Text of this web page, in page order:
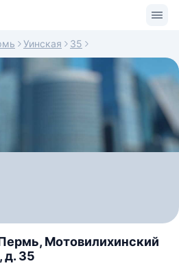
Уинская 35
Мотовилихинский
д. 35